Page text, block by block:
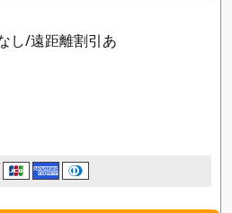
し/遠距離割引あ